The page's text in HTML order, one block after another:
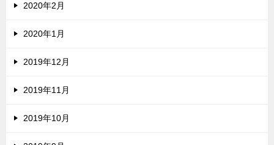
2020年2月
2020年1月
2019年12月
2019年11月
2019年10月